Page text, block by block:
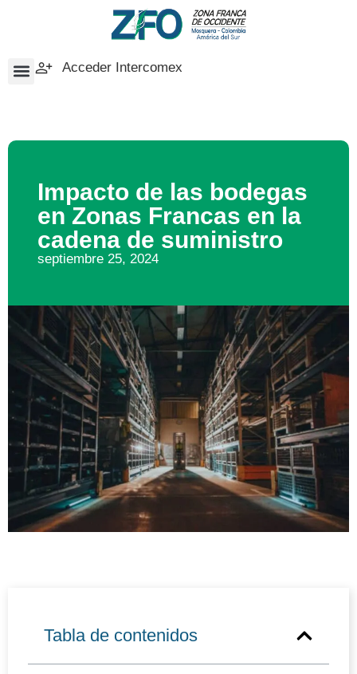
Acceder Intercomex
Impacto de las bodegas
en Zonas Francas en la
cadena de suministro
septiembre 25, 2024
Tabla de contenidos